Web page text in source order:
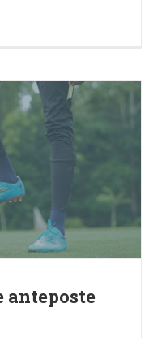
anteposte